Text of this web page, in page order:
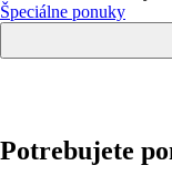
Špeciálne ponuky
Potrebujete